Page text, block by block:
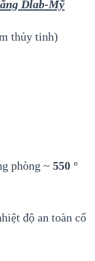
Dlab-Mỹ
thủy tinh)
phòng ~ 550 °
độ an toàn cố